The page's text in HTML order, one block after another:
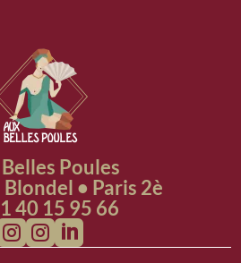
Poules
• Paris 2è
40 15 95 66
  